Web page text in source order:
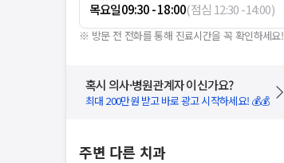
목요일09:30 - 18:00(점심 12:30-14:00)
※ 방문 전 전화를 통해 진료시간을 꼭 확인하세요!
혹시 의사·병원관계자 이신가요?
최대 200만원 받고 바로 광고 시작하세요! 💰💰
주변 다른 치과